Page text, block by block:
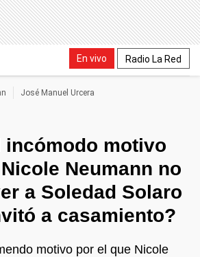
En vivo Radio La Red
José Manuel Urcera
incómodo motivo
Neumann no
a Soledad Solaro
a casamiento?
motivo por el que Nicole